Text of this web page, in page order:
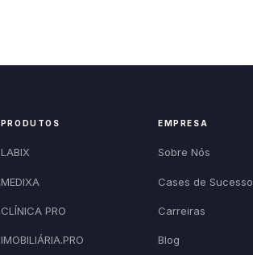
PRODUTOS
LABIX
MEDIXA
CLÍNICA PRO
IMOBILIÁRIA.PRO
EMPRESA
Sobre Nós
Cases de Sucesso
Carreiras
Blog